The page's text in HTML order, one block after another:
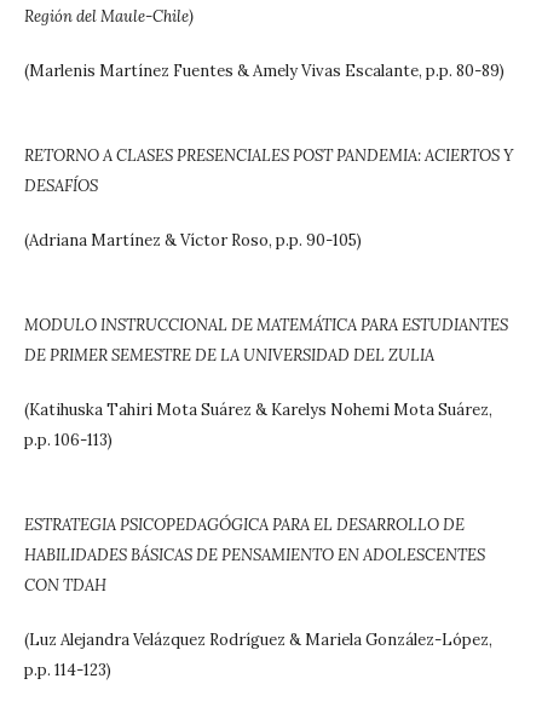
Región del Maule-Chile)
(Marlenis Martínez Fuentes & Amely Vivas Escalante, p.p. 80-89)
RETORNO A CLASES PRESENCIALES POST PANDEMIA: ACIERTOS Y
DESAFÍOS
(Adriana Martínez & Víctor Roso, p.p. 90-105)
MODULO INSTRUCCIONAL DE MATEMÁTICA PARA ESTUDIANTES
DE PRIMER SEMESTRE DE LA UNIVERSIDAD DEL ZULIA
(Katihuska Tahiri Mota Suárez & Karelys Nohemi Mota Suárez,
p.p. 106-113)
ESTRATEGIA PSICOPEDAGÓGICA PARA EL DESARROLLO DE
HABILIDADES BÁSICAS DE PENSAMIENTO ENADOLESCENTES
CON TDAH
(Luz Alejandra Velázquez Rodríguez & Mariela González-López,
p.p. 114-123)